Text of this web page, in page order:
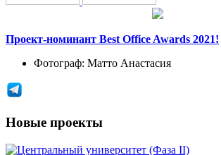
Проект-номинант Best Office Awards 2021!
Фотограф: Матто Анастасия
Новые проекты